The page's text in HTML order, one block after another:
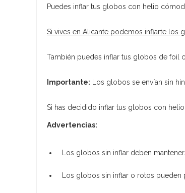
Puedes inflar tus globos con helio
Si vives en Alicante podemos inflarte los
También puedes inflar tus globos de foil
Importante: Los globos se envían sin
Si has decidido inflar tus globos con helio,
Advertencias:
Los globos sin inflar deben
Los globos sin inflar o rotos